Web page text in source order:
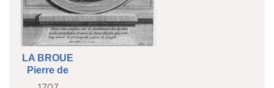
LA BROUE
Pierre de